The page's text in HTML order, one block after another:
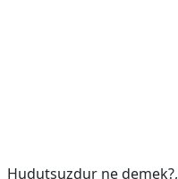
Hudutsuzdur ne demek?,